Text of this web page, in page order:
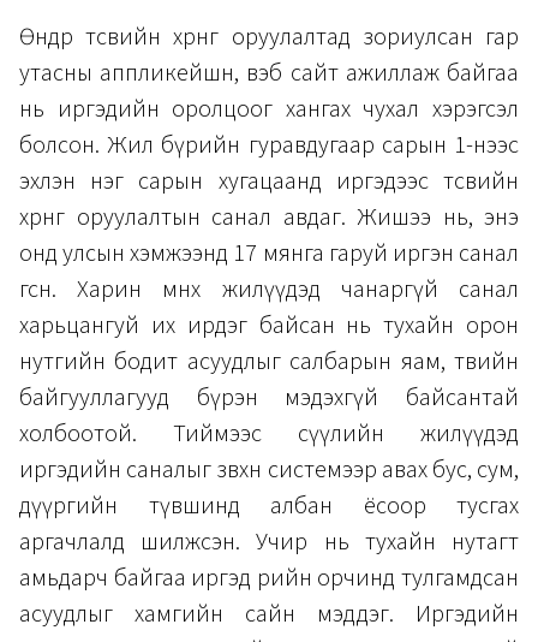
Өнөөдөр төсвийн хөрөнгө оруулалтад зориулсан гар
утасны аппликейшн, вэб сайт ажиллаж байгаа
нь иргэдийн оролцоог хангах чухал хэрэгсэл
болсон. Жил бүрийн гуравдугаар сарын 1-нээс
эхлэн нэг сарын хугацаанд иргэдээс төсвийн
хөрөнгө оруулалтын санал авдаг. Жишээ нь, энэ
онд улсын хэмжээнд 17 мянга гаруй иргэн санал
өгсөн. Харин өмнөх жилүүдэд чанаргүй санал
харьцангуй их ирдэг байсан нь тухайн орон
нутгийн бодит асуудлыг салбарын яам, төвийн
байгууллагууд бүрэн мэдэхгүй байсантай
холбоотой. Тиймээс сүүлийн жилүүдэд
иргэдийн саналыг зөвхөн системээр авах бус, сум,
дүүргийн түвшинд албан ёсоор тусгах
аргачлалд шилжсэн. Учир нь тухайн нутагт
амьдарч байгаа иргэд өөрийн орчинд тулгамдсан
асуудлыг хамгийн сайн мэддэг. Иргэдийн